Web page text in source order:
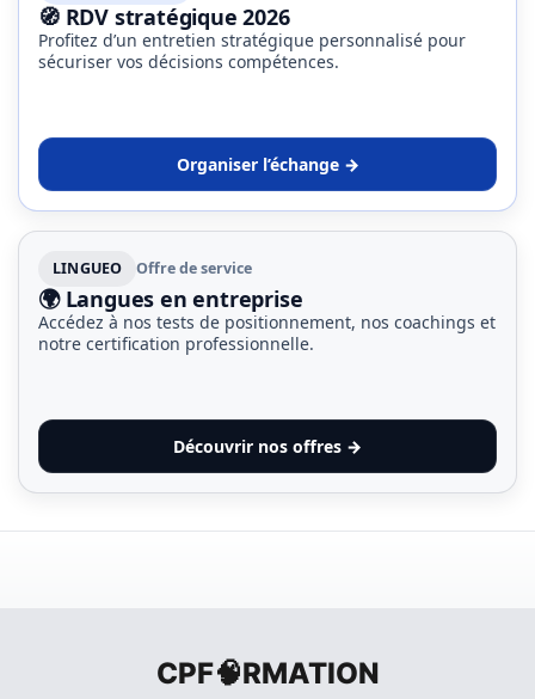
🧭 RDV stratégique 2026
Profitez d’un entretien stratégique personnalisé pour
sécuriser vos décisions compétences.
Organiser l’échange →
LINGUEO Offre de service
🌍 Langues en entreprise
Accédez à nos tests de positionnement, nos coachings et
notre certification professionnelle.
Découvrir nos offres →
CPF🧠RMATION